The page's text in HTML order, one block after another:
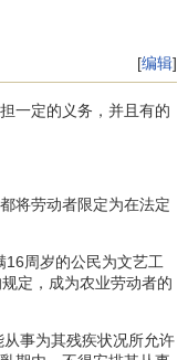
[编辑]
一定的义务，并且有的
将劳动者限定为在法定
周岁的公民为文艺工
定，成为农业劳动者的
事为其残疾状况所允许